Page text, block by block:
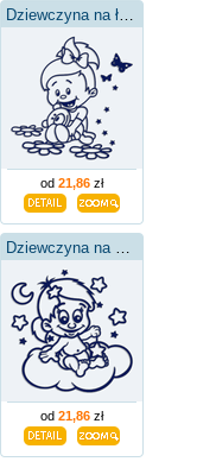
od 21,86 zł
od 21,86 zł